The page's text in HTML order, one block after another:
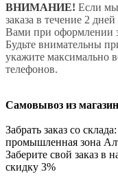
ВНИМАНИЕ! Если мы
заказа в течение 2
Вами при оформлении
Будьте внимательны
укажите максимально
телефонов.
Самовывоз из
Забрать заказ со
промышленная зона
Заберите свой заказ в
скидку 3%